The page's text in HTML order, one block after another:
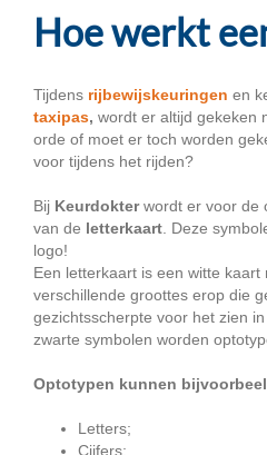
Hoe werkt
Tijdens rijbewijskeuringen en
taxipas, wordt er altijd gekeken
orde of moet er toch worden
voor tijdens het rijden?
Bij Keurdokterwordt er voor de
van de letterkaart . Deze
logo!
Een letterkaart is een witte kaart
verschillende groottes erop die
gezichtsscherpte voor het zien
zwarte symbolen worden
Optotypen kunnen
Letters;
Cijfers;